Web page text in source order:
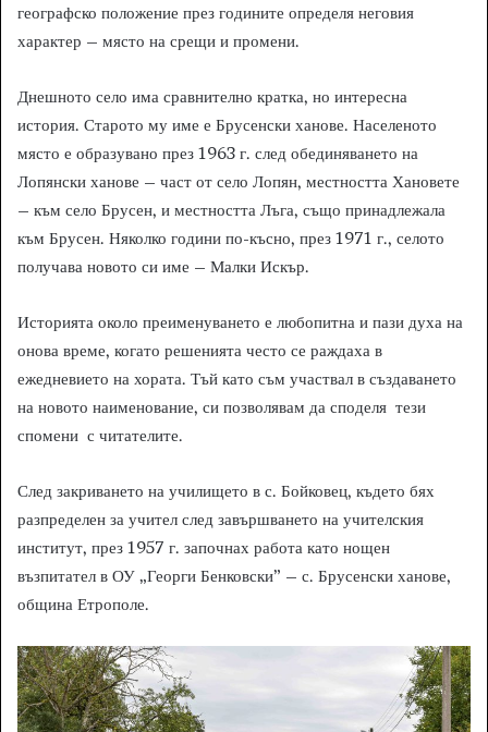
географско положение през годините определя неговия
характер – място на срещи и промени.
Днешното село има сравнително кратка, но интересна
история. Старото му име е Брусенски ханове. Населеното
място е образувано през 1963 г. след обединяването на
Лопянски ханове – част от село Лопян, местността Хановете
– към село Брусен, и местността Лъга, също принадлежала
към Брусен. Няколко години по-късно, през 1971 г., селото
получава новото си име – Малки Искър.
Историята около преименуването е любопитна и пази духа на
онова време, когато решенията често се раждаха в
ежедневието на хората. Тъй като съм участвал в създаването
на новото наименование, си позволявам да споделя тези
спомени с читателите.
След закриването на училището в с. Бойковец, където бях
разпределен за учител след завършването на учителския
институт, през 1957 г. започнах работа като нощен
възпитател в ОУ „Георги Бенковски” – с. Брусенски ханове,
община Етрополе.